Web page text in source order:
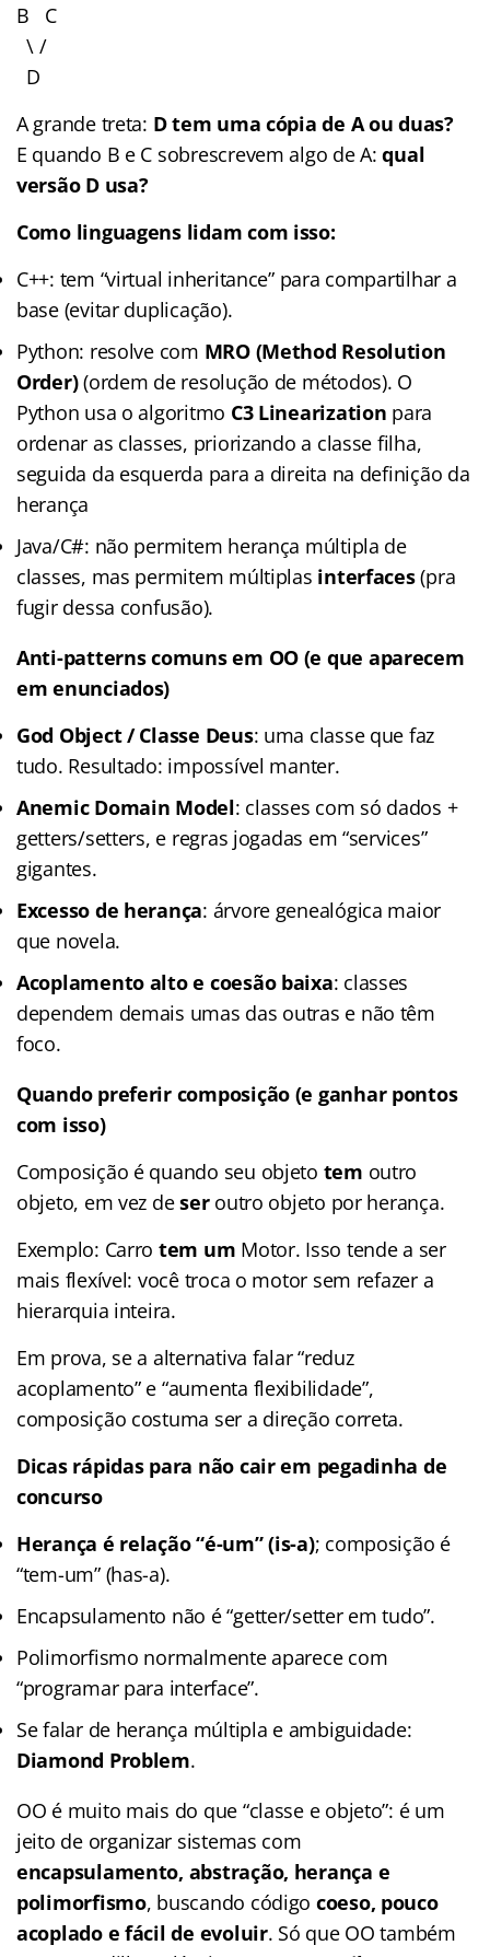
B C
\ /
D
A grande treta: D tem uma cópia de A ou duas?
E quando B e C sobrescrevem algo de A:qual
versão D usa?
Como linguagens lidam com isso:
C++: tem “virtual inheritance” para compartilhar a
base (evitar duplicação).
Python: resolve com MRO (Method Resolution
Order)(ordem de resolução de métodos). O
Python usa o algoritmo C3 Linearization para
ordenar as classes, priorizando a classe filha,
seguida da esquerda para a direita na definição da
herança
Java/C#: não permitem herança múltipla de
classes, mas permitem múltiplas interfaces(pra
fugir dessa confusão).
Anti-patterns comuns em OO (e que aparecem
em enunciados)
God Object / Classe Deus: uma classe que faz
tudo. Resultado: impossível manter.
Anemic Domain Model: classes com só dados +
getters/setters, e regras jogadas em “services”
gigantes.
Excesso de herança: árvore genealógica maior
que novela.
Acoplamento alto e coesão baixa: classes
dependem demais umas das outras e não têm
foco.
Quando preferir composição (e ganhar pontos
com isso)
Composição é quando seu objeto tem outro
objeto, em vez deseroutro objeto por herança.
Exemplo: Carro tem um Motor. Isso tende a ser
mais flexível: você troca o motor sem refazer a
hierarquia inteira.
Em prova, se a alternativa falar “reduz
acoplamento” e “aumenta flexibilidade”,
composição costuma ser a direção correta.
Dicas rápidas para não cair em pegadinha de
concurso
Herança é relação “é-um” (is-a); composição é
“tem-um” (has-a).
Encapsulamento não é “getter/setter em tudo”.
Polimorfismo normalmente aparece com
“programar para interface”.
Se falar de herança múltipla e ambiguidade:
Diamond Problem.
OO é muito mais do que “classe e objeto”: é um
jeito de organizar sistemas com
encapsulamento, abstração, herança e
polimorfismo, buscando código coeso, pouco
acoplado e fácil de evoluir. Só que OO também